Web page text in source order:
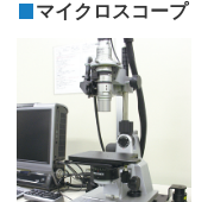
マイクロスコープ